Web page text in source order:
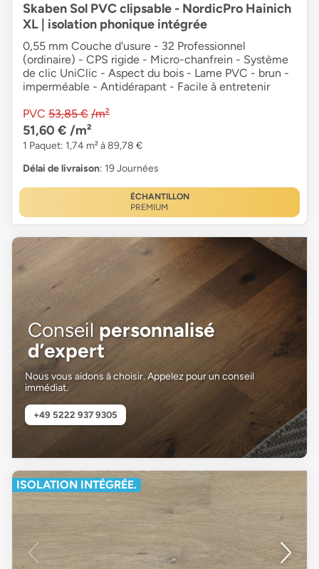
Skaben Sol PVC clipsable - NordicPro Hainich
XL | isolation phonique intégrée
0,55 mm Couche d'usure - 32 Professionnel
(ordinaire) - CPS rigide - Micro-chanfrein - Système
de clic UniClic - Aspect du bois - Lame PVC - brun -
imperméable - Antidérapant - Facile à entretenir
PVC 53,85 € /m²
51,60 € /m²
1 Paquet: 1,74 m² à 89,78 €
Délai de livraison: 19 Journées
ÉCHANTILLON
PREMIUM
Conseil personnalisé
d’expert
Nous vous aidons à choisir. Appelez pour un conseil
immédiat.
+49 5222 937 9305
ISOLATION INTÉGRÉE.